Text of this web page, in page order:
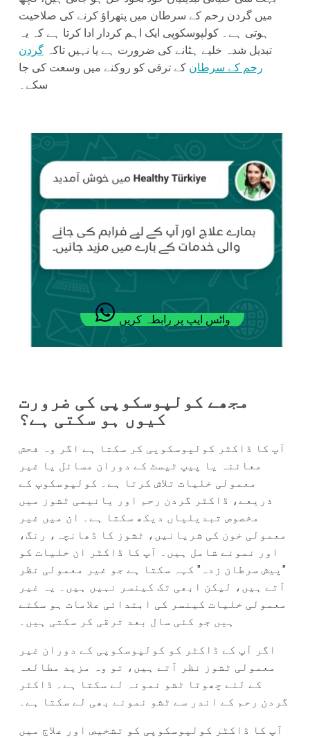
میں گردن رحم کے سرطان میں پتھراؤ کرنے کی صلاحیت
ہوتی ہے۔ کولپوسکوپی ایک اہم کردار ادا کرتا ہے کہ یہ
تبدیل شدہ خلیے ہٹانے کی ضرورت ہے یا نہیں تاکہگردن
رحم کے سرطان کے ترقی کو روکنے میں وسعت کی جا
سکے۔
واٹس ایپ پر رابطہ کریں
مجھے کولپوسکوپی کی ضرورت
کیوں ہو سکتی ہے؟
آپ کا ڈاکٹر کولپوسکوپی کر سکتا ہے اگر وہ فحش
معائنہ یا پیپ ٹیسٹ کے دوران مسائل یا غیر
معمولی خلیات تلاش کرتا ہے۔ کولپوسکوپ کے
ذریعے، ڈاکٹر گردن رحم اور یانیمی ٹشوز میں
مخصوص تبدیلیاں دیکھ سکتا ہے۔ ان میں غیر
معمولی خون کی شریانیں، ٹشوز کا ڈھانچہ، رنگ،
اور نمونے شامل ہیں۔ آپ کا ڈاکٹر ان خلیات کو
"پیش سرطان زدہ" کہہ سکتا ہے جو غیر معمولی نظر
آتے ہیں، لیکن ابھی تک کینسر نہیں ہیں۔ یہ غیر
معمولی خلیات کینسر کی ابتدائی علامات ہو سکتے
ہیں جو کئی سال بعد ترقی کر سکتی ہیں۔
اگر آپ کے ڈاکٹر کو کولپوسکوپی کے دوران غیر
معمولی ٹشوز نظر آتے ہیں، تو وہ مزید مطالعہ
کے لئے چھوٹا ٹشو نمونہ لے سکتا ہے۔ ڈاکٹر
گردن رحم کے اندر سے ٹشو نمونے بھی لے سکتا ہے۔
آپ کا ڈاکٹر کولپوسکوپی کو تشخیص اور علاج میں